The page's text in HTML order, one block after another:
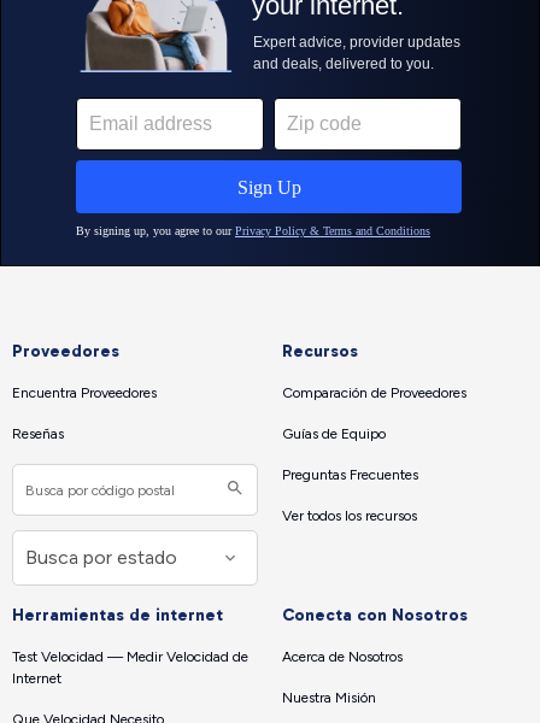
Proveedores
Encuentra Proveedores
Reseñas
Recursos
Comparación de Proveedores
Guías de Equipo
Preguntas Frecuentes
Ver todos los recursos
Herramientas de internet
Test Velocidad — Medir Velocidad de
Internet
Que Velocidad Necesito
Conecta con Nosotros
Acerca de Nosotros
Nuestra Misión